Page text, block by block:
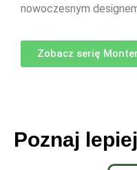
nowoczesnym
Zobacz serię
Poznaj